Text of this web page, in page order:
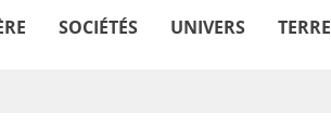
SOCIÉTÉS UNIVERS TERRE